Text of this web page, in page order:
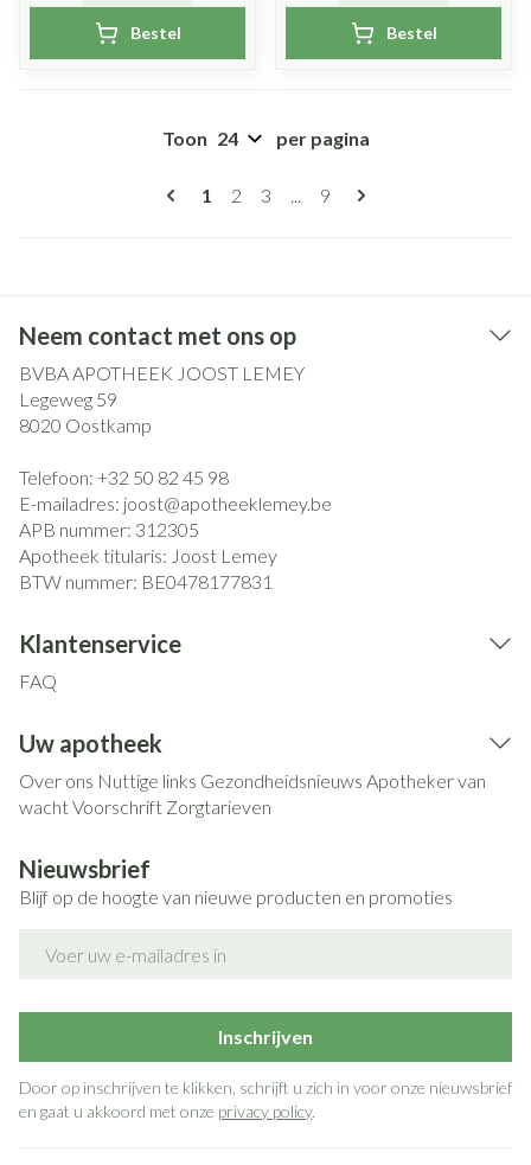
Bestel Bestel
Pagina's
U lees momenteel pagina
1 Pagina
2 Pagina
3 ... Pagina
9
Toon per pagina
Neem contact met ons op
BVBA APOTHEEK JOOST LEMEY
Legeweg 59
8020 Oostkamp
Telefoon: +32 50 82 45 98
E-mailadres: joost@apotheeklemey.be
APB nummer: 312305
Apotheek titularis: Joost Lemey
BTW nummer: BE0478177831
Klantenservice
FAQ
Uw apotheek
Over ons Nuttige links Gezondheidsnieuws Apotheker van
wachtVoorschrift Zorgtarieven
Nieuwsbrief
Blijf op de hoogte van nieuwe producten en promoties
Inschrijven
Door op inschrijven te klikken, schrijft u zich in voor onze nieuwsbrief
en gaat u akkoord met onze privacy policy.